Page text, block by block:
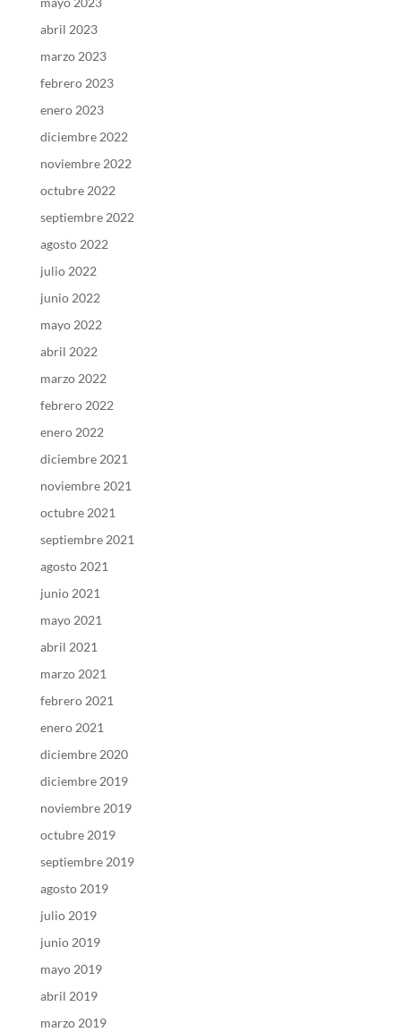
abril 2023
marzo 2023
febrero 2023
enero 2023
diciembre 2022
noviembre 2022
octubre 2022
septiembre 2022
agosto 2022
julio 2022
junio 2022
mayo 2022
abril 2022
marzo 2022
febrero 2022
enero 2022
diciembre 2021
noviembre 2021
octubre 2021
septiembre 2021
agosto 2021
junio 2021
mayo 2021
abril 2021
marzo 2021
febrero 2021
enero 2021
diciembre 2020
diciembre 2019
noviembre 2019
octubre 2019
septiembre 2019
agosto 2019
julio 2019
junio 2019
mayo 2019
abril 2019
marzo 2019